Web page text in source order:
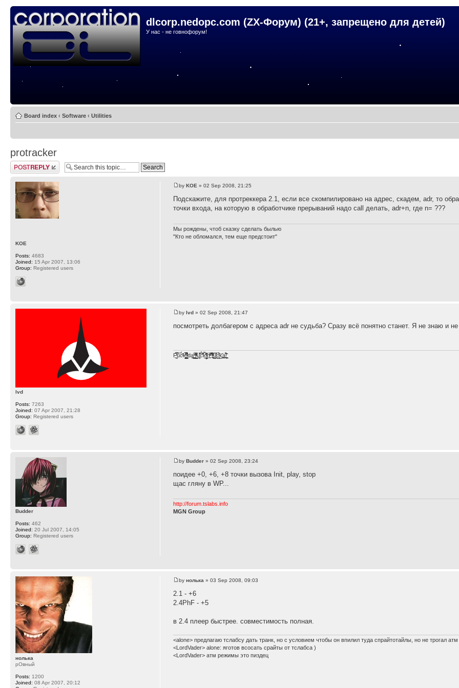
dlcorp.nedopc.com (ZX-Форум) (21+, запрещено для детей)
У нас - не говнофорум!
Board index ‹ Software ‹ Utilities
protracker
Post a reply
byKOE » 02 Sep 2008, 21:25
Подскажите, для протреккера 2.1, если все скомпилировано на адрес, скадем, adr, то
точки входа, на которую в обработчике прерываний надо call делать, adr+n, где n= ???
Мы рождены, чтоб сказку сделать былью
"Кто не обломался, тем еще предстоит"
KOE
Posts: 4683
Joined: 15 Apr 2007, 13:06
Group: Registered users
bylvd » 02 Sep 2008, 21:47
посмотреть долбагером с адреса adr не судьба? Сразу всё понятно станет. Я не знаю и
F̞͖̭̿̔ͯu̐̅cͬ̑ͩk̨̤̳͇̮̭̪̠̽̿̓̆ͭͩ ̷̩̰͎̩͓̘̾̀ͬ̊ͭ͛ͅda̝̺͙̬͎̝̾͟ ̰̜̝̯͉̯̖̓̎́ͨ̽ͫ͟f̟͇̭̀ͬͨͭ̐̚u̹̼̹̗̞͑̔͂͐̚cͭ̅̊̆̒̆ǩ̝̩̯́ͥ̔̍̑ḭ͓͍̳̬ͦ̽͂n͍͎͈̈̅ͩͬ ̊ͫ̂̾̑̈́f̲͚͉͓͗̋́ͧͦ̅ȗ͇̲̻͈̲̅̎͗͒ͭ͡c̬̟̠̹̯̈́ͩ͘ͅk̫̠̻̋͜a̲͒̾̇!͙͕̺͉̗̩̲̂̏̄̀
lvd
Posts: 7263
Joined: 07 Apr 2007, 21:28
Group: Registered users
byBudder » 02 Sep 2008, 23:24
поидее +0, +6, +8 точки вызова Init, play, stop
щас гляну в WP...
http://forum.tslabs.info
MGN Group
Budder
Posts: 462
Joined: 20 Jul 2007, 14:05
Group: Registered users
byнолька » 03 Sep 2008, 09:03
2.1 - +6
2.4PhF - +5
в 2.4 плеер быстрее. совместимость полная.
<alone> предлагаю тслабсу дать транк, но с условием чтобы он впилил туда спрайтотайлы, но не трогал атм
<LordVader> alone: яготов всосать срайты от тслабса )
<LordVader> атм режимы это пиздец
нолька
рОвный
Posts: 1200
Joined: 08 Apr 2007, 20:12